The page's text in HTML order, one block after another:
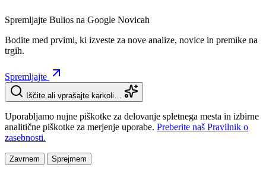
Spremljajte Bulios na Google Novicah
Bodite med prvimi, ki izveste za nove analize, novice in premike na
trgih.
Spremljajte
Iščite ali vprašajte karkoli…
Uporabljamo nujne piškotke za delovanje spletnega mesta in izbirne
analitične piškotke za merjenje uporabe. Preberite naš Pravilnik o
zasebnosti.
Zavrnem Sprejmem